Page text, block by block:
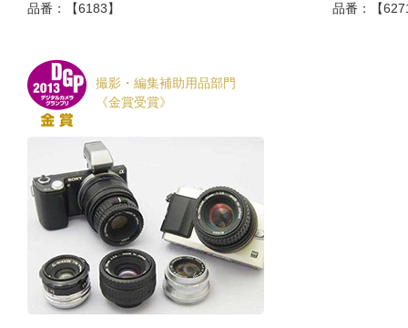
品番：【6183】
品番：【
撮影・編集補助用品部門
《金賞受賞》